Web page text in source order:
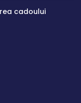
cadoului